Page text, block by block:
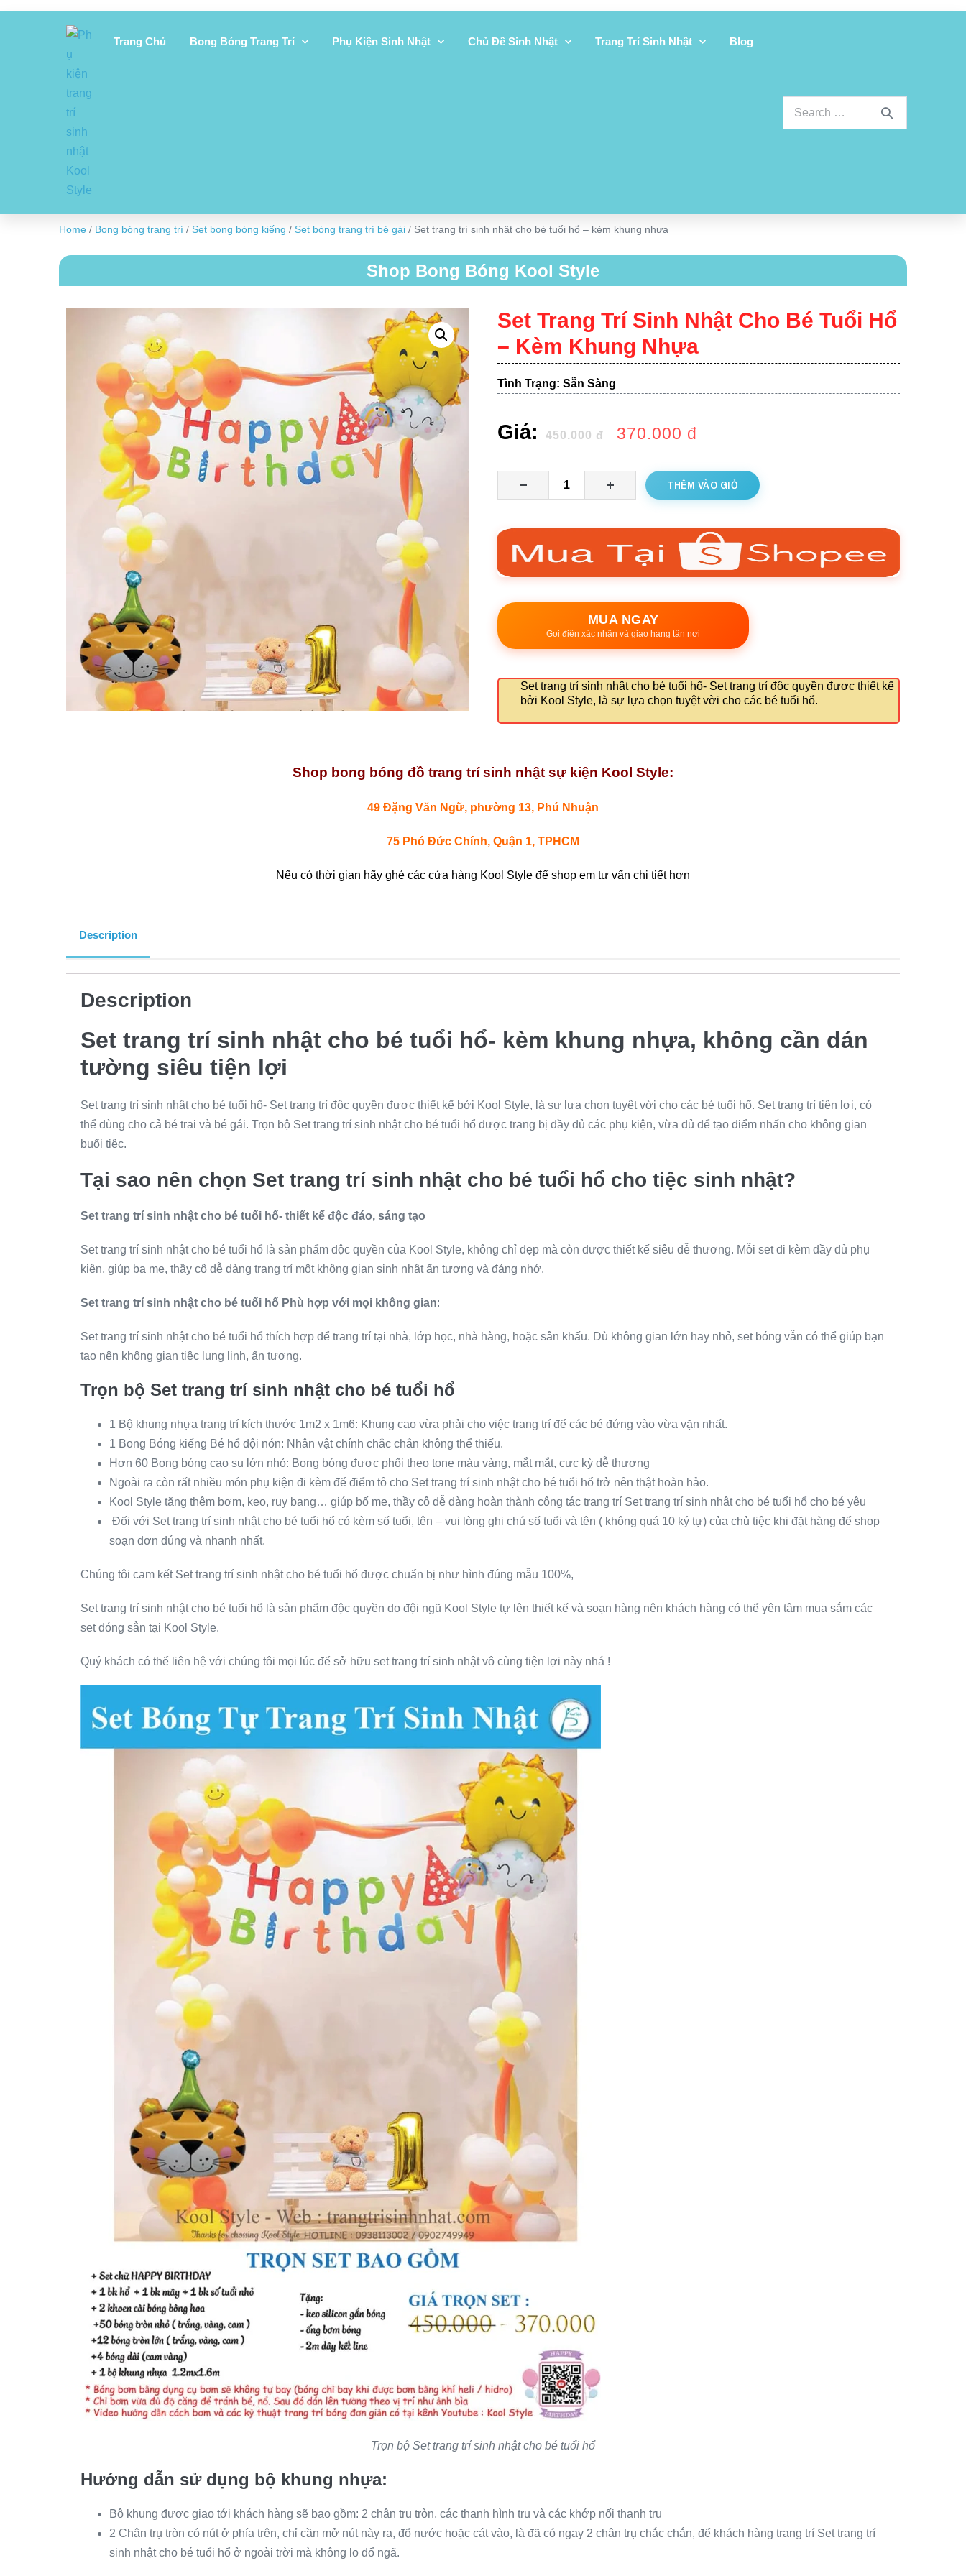
Trang Chủ Bong Bóng Trang Trí Phụ Kiện Sinh Nhật Chủ Đề Sinh Nhật Trang Trí Sinh Nhật Blog
Home / Bong bóng trang trí / Set bong bóng kiếng / Set bóng trang trí bé gái / Set trang trí sinh nhật cho bé tuổi hổ – kèm khung nhựa
Shop Bong Bóng Kool Style
Set Trang Trí Sinh Nhật Cho Bé Tuổi Hổ
– Kèm Khung Nhựa
Tình Trạng: Sẵn Sàng
Giá: 450.000đ 370.000 đ
THÊM VÀO GIỎ
MUA NGAY
Gọi điện xác nhận và giao hàng tận nơi
Set trang trí sinh nhật cho bé tuổi hổ- Set trang trí độc quyền được thiết kế
bởi Kool Style, là sự lựa chọn tuyệt vời cho các bé tuổi hổ.
Shop bong bóng đồ trang trí sinh nhật sự kiện Kool Style:
49 Đặng Văn Ngữ, phường 13, Phú Nhuận
75 Phó Đức Chính, Quận 1, TPHCM
Nếu có thời gian hãy ghé các cửa hàng Kool Style để shop em tư vấn chi tiết hơn
Description
Description
Set trang trí sinh nhật cho bé tuổi hổ- kèm khung nhựa, không cần dán
tường siêu tiện lợi
Set trang trí sinh nhật cho bé tuổi hổ- Set trang trí độc quyền được thiết kế bởi Kool Style, là sự lựa chọn tuyệt vời cho các bé tuổi hổ. Set trang trí tiện lợi, có
thể dùng cho cả bé trai và bé gái. Trọn bộ Set trang trí sinh nhật cho bé tuổi hổ được trang bị đầy đủ các phụ kiện, vừa đủ để tạo điểm nhấn cho không gian
buổi tiệc.
Tại sao nên chọn Set trang trí sinh nhật cho bé tuổi hổ cho tiệc sinh nhật?
Set trang trí sinh nhật cho bé tuổi hổ- thiết kế độc đáo, sáng tạo
Set trang trí sinh nhật cho bé tuổi hổ là sản phẩm độc quyền của Kool Style, không chỉ đẹp mà còn được thiết kế siêu dễ thương. Mỗi set đi kèm đầy đủ phụ
kiện, giúp ba mẹ, thầy cô dễ dàng trang trí một không gian sinh nhật ấn tượng và đáng nhớ.
Set trang trí sinh nhật cho bé tuổi hổ Phù hợp với mọi không gian:
Set trang trí sinh nhật cho bé tuổi hổ thích hợp để trang trí tại nhà, lớp học, nhà hàng, hoặc sân khấu. Dù không gian lớn hay nhỏ, set bóng vẫn có thể giúp bạn
tạo nên không gian tiệc lung linh, ấn tượng.
Trọn bộ Set trang trí sinh nhật cho bé tuổi hổ
1 Bộ khung nhựa trang trí kích thước 1m2 x 1m6: Khung cao vừa phải cho việc trang trí để các bé đứng vào vừa vặn nhất.
1 Bong Bóng kiếng Bé hổ đội nón: Nhân vật chính chắc chắn không thể thiếu.
Hơn 60 Bong bóng cao su lớn nhỏ: Bong bóng được phối theo tone màu vàng, mắt mắt, cực kỳ dễ thương
Ngoài ra còn rất nhiều món phụ kiện đi kèm để điểm tô cho Set trang trí sinh nhật cho bé tuổi hổ trở nên thật hoàn hảo.
Kool Style tặng thêm bơm, keo, ruy bang… giúp bố mẹ, thầy cô dễ dàng hoàn thành công tác trang trí Set trang trí sinh nhật cho bé tuổi hổ cho bé yêu
Đối với Set trang trí sinh nhật cho bé tuổi hổ có kèm số tuổi, tên – vui lòng ghi chú số tuổi và tên ( không quá 10 ký tự) của chủ tiệc khi đặt hàng để shop
soạn đơn đúng và nhanh nhất.
Chúng tôi cam kết Set trang trí sinh nhật cho bé tuổi hổ được chuẩn bị như hình đúng mẫu 100%,
Set trang trí sinh nhật cho bé tuổi hổ là sản phẩm độc quyền do đội ngũ Kool Style tự lên thiết kế và soạn hàng nên khách hàng có thể yên tâm mua sắm các
set đóng sẳn tại Kool Style.
Quý khách có thể liên hệ với chúng tôi mọi lúc để sở hữu set trang trí sinh nhật vô cùng tiện lợi này nhá !
Trọn bộ Set trang trí sinh nhật cho bé tuổi hổ
Hướng dẫn sử dụng bộ khung nhựa:
Bộ khung được giao tới khách hàng sẽ bao gồm: 2 chân trụ tròn, các thanh hình trụ và các khớp nối thanh trụ
2 Chân trụ tròn có nút ở phía trên, chỉ cần mở nút này ra, đổ nước hoặc cát vào, là đã có ngay 2 chân trụ chắc chắn, để khách hàng trang trí Set trang trí
sinh nhật cho bé tuổi hổ ở ngoài trời mà không lo đổ ngã.